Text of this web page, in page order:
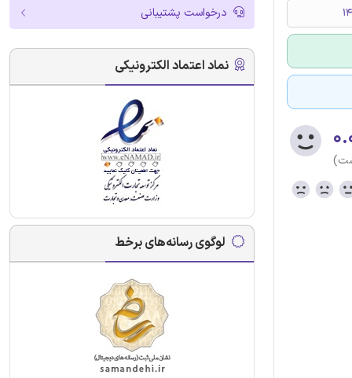
درخواست پشتیبانی
نماد اعتماد الکترونیکی
لوگوی رسانه‌های برخط